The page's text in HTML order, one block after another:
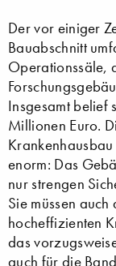
Der vor einiger
Bauabschnitt
Operationssäle,
Insgesamt belief
Millionen Euro.
enorm: Das
nur strengen
Sie müssen
hocheffizienten
das
auch für die